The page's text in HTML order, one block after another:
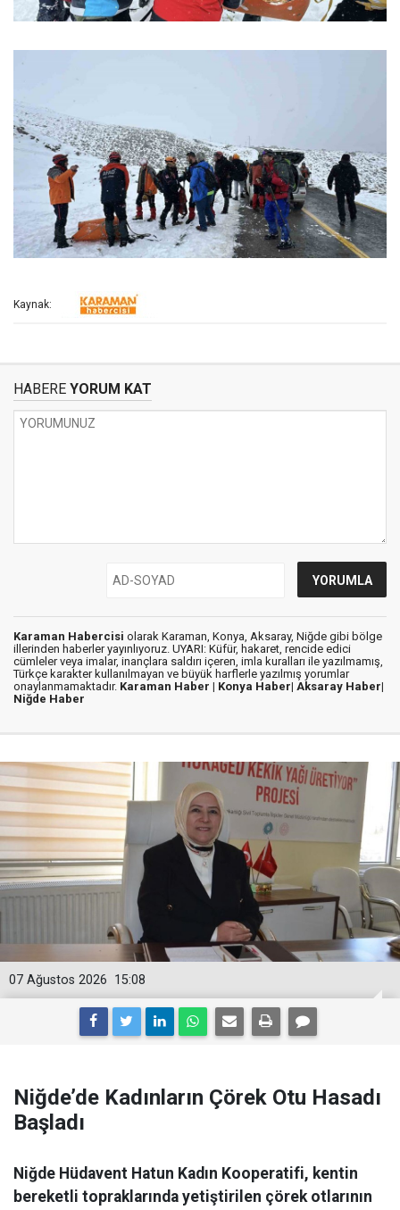
Kaynak:
HABERE YORUM KAT
Karaman Habercisi olarak Karaman, Konya, Aksaray, Niğde gibi bölge
illerinden haberler yayınlıyoruz. UYARI: Küfür, hakaret, rencide edici
cümleler veya imalar, inançlara saldırı içeren, imla kuralları ile yazılmamış,
Türkçe karakter kullanılmayan ve büyük harflerle yazılmış yorumlar
onaylanmamaktadır. Karaman Haber | Konya Haber| Aksaray Haber|
Niğde Haber
15:08
07 Ağustos 2026
Niğde’de Kadınların Çörek Otu Hasadı
Başladı
Niğde Hüdavent Hatun Kadın Kooperatifi, kentin
bereketli topraklarında yetiştirilen çörek otlarının